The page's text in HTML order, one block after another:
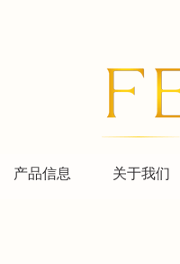
产品信息 关于我们